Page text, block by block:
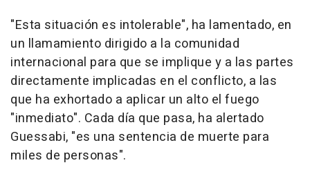
"Esta situación es intolerable", ha lamentado, en
un llamamiento dirigido a la comunidad
internacional para que se implique y a las partes
directamente implicadas en el conflicto, a las
que ha exhortado a aplicar un alto el fuego
"inmediato". Cada día que pasa, ha alertado
Guessabi, "es una sentencia de muerte para
miles de personas".